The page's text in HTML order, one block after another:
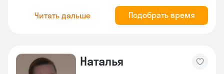
Читать дальше Подобрать время
Наталья